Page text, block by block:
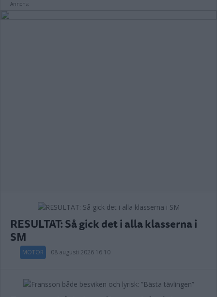
Annons:
RESULTAT: Så gick det i alla klasserna i
SM
MOTOR 08 augusti 2026 16.10